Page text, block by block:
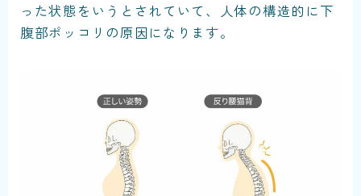
った状態をいうとされていて、人体の構造的に下
腹部ポッコリの原因になります。